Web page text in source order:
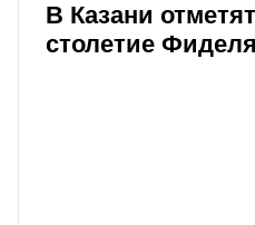
В Казани отметят
столетие